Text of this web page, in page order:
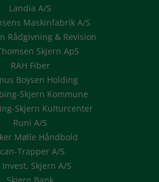
Landia A/S
Maskinfabrik A/S
Rådgivning & Revision
Skjern ApS
RAH Fiber
Boysen Holding
Skjern Kommune
Skjern Kulturcenter
Runi A/S
Mølle Håndbold
Trapper A/S
Invest, Skjern A/S